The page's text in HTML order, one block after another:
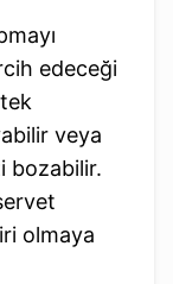
edeceği
veya
bozabilir.
olmaya